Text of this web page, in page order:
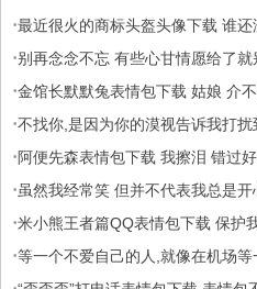
·最近很火的商标头盔头像下载 谁还
·别再念念不忘 有些心甘情愿给了
·金馆长默默兔表情包下载 姑娘 介
·不找你,是因为你的漠视告诉我打
·阿便先森表情包下载 我擦泪 错过
·虽然我经常笑 但并不代表我总是
·米小熊王者篇QQ表情包下载 保护
·等一个不爱自己的人,就像在机场